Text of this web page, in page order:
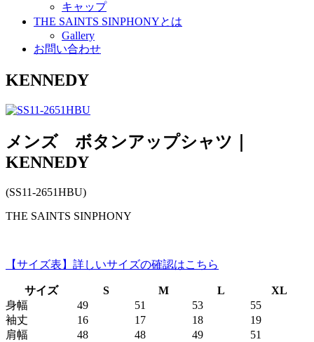
キャップ
THE SAINTS SINPHONYとは
Gallery
お問い合わせ
KENNEDY
メンズ ボタンアップシャツ｜
KENNEDY
(SS11-2651HBU)
THE SAINTS SINPHONY
【サイズ表】詳しいサイズの確認はこちら
サイズ S M L
XL
身幅
49 51 53
55
袖丈
16 17 18
19
肩幅
48 48 49
51